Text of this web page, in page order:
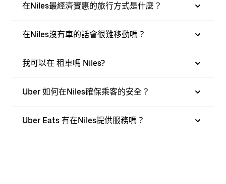
在Niles最經濟實惠的旅行方式是什麼？
在Niles沒有車的話會很難移動嗎？
我可以在 租車嗎 Niles?
Uber 如何在Niles確保乘客的安全？
Uber Eats 有在Niles提供服務嗎？